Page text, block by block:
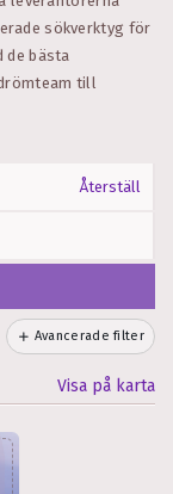
sökverktyg för
de bästa
till
Återställ
Avancerade filter
Visa på karta